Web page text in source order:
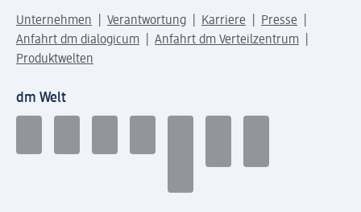
Unternehmen Verantwortung Karriere
Presse
Anfahrt dm dialogicum
Anfahrt dm Verteilzentrum
Produktwelten
dm Welt